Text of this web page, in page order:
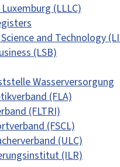
(LLLC)
and Technology
(LSB)
Wasserversorgung
(FLA)
(FLTRI)
(FSCL)
(ULC)
(ILR)